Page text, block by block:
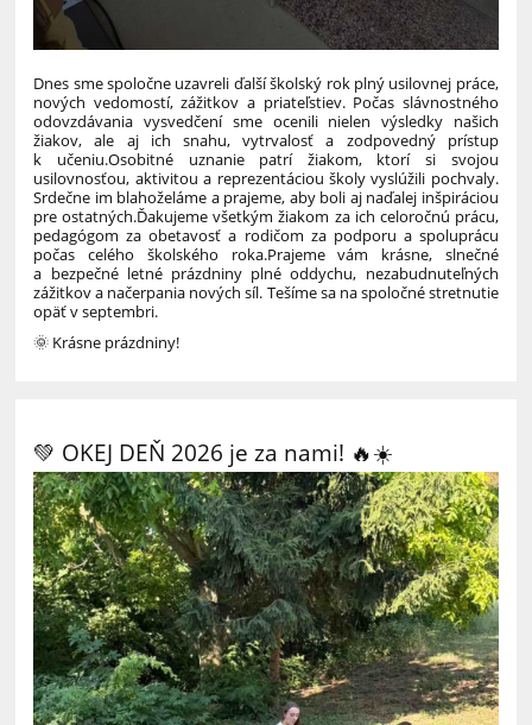
Dnes sme spoločne uzavreli ďalší školský rok plný usilovnej práce,
nových vedomostí, zážitkov a priateľstiev. Počas slávnostného
odovzdávania vysvedčení sme ocenili nielen výsledky našich
žiakov, ale aj ich snahu, vytrvalosť a zodpovedný prístup
k učeniu.Osobitné uznanie patrí žiakom, ktorí si svojou
usilovnosťou, aktivitou a reprezentáciou školy vyslúžili pochvaly.
Srdečne im blahoželáme a prajeme, aby boli aj naďalej inšpiráciou
pre ostatných.Ďakujeme všetkým žiakom za ich celoročnú prácu,
pedagógom za obetavosť a rodičom za podporu a spoluprácu
počas celého školského roka.Prajeme vám krásne, slnečné
a bezpečné letné prázdniny plné oddychu, nezabudnuteľných
zážitkov a načerpania nových síl. Tešíme sa na spoločné stretnutie
opäť v septembri.
🌞 Krásne prázdniny!
💚 OKEJ DEŇ 2026 je za nami! 🔥☀️